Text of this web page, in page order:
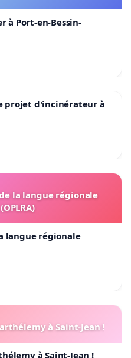
à Port-en-Bessin-
projet d'incinérateur à
la langue régionale
langue régionale
à Saint-Jean !
à Saint-Jean !